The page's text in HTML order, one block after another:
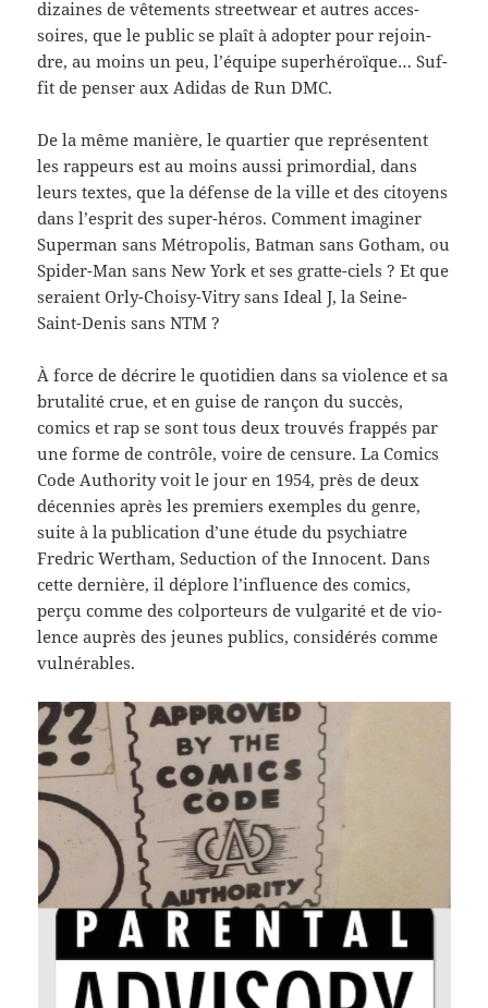
dizaines de vête­ments streetwear et autres acces­
soires, que le pub­lic se plaît à adopter pour rejoin­
dre, au moins un peu, l’équipe super­héroïque… Suf­
fit de penser aux Adi­das de Run DMC.
De la même manière, le quartier que représen­tent
les rappeurs est au moins aussi pri­mor­dial, dans
leurs textes, que la défense de la ville et des citoyens
dans l’esprit des super-​héros. Com­ment imag­iner
Super­man sans Métrop­o­lis, Bat­man sans Gotham, ou
Spider-​Man sans New York et ses gratte-​ciels ? Et que
seraient Orly-​Choisy-​Vitry sans Ideal J, la Seine-​
Saint-​Denis sans NTM ?
À force de décrire le quo­ti­dien dans sa vio­lence et sa
bru­tal­ité crue, et en guise de rançon du suc­cès,
comics et rap se sont tous deux trou­vés frap­pés par
une forme de con­trôle, voire de cen­sure. La Comics
Code Author­ity voit le jour en 1954, près de deux
décen­nies après les pre­miers exem­ples du genre,
suite à la pub­li­ca­tion d’une étude du psy­chi­a­tre
Fredric Wertham, Seduc­tion of the Inno­cent. Dans
cette dernière, il déplore l’influence des comics,
perçu comme des col­por­teurs de vul­gar­ité et de vio­
lence auprès des jeunes publics, con­sid­érés comme
vulnérables.